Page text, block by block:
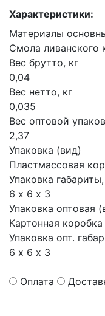
Характеристики:
Материалы
Смола ливанского
Вес брутто, кг
0,04
Вес нетто, кг
0,035
Вес оптовой
2,37
Упаковка (вид)
Пластмассовая
Упаковка
6 х 6 х 3
Упаковка оптовая
Картонная коробка
Упаковка опт.
6 х 6 х 3
Оплата